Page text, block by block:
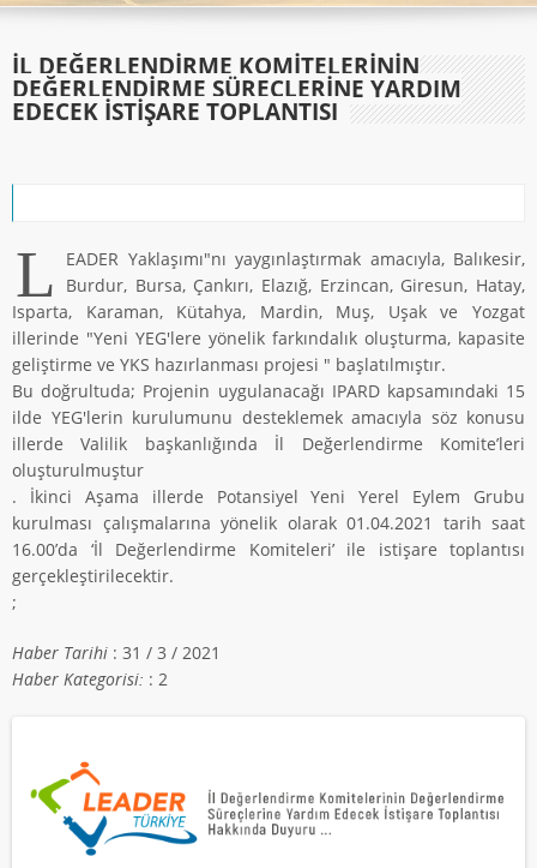
İL DEĞERLENDIRME KOMITELERININ
DEĞERLENDIRME SÜREÇLERINE YARDIM
EDECEK İSTIŞARE TOPLANTISI
L
EADER Yaklaşımı"nı yaygınlaştırmak amacıyla, Balıkesir,
Burdur, Bursa, Çankırı, Elazığ, Erzincan, Giresun, Hatay,
Isparta, Karaman, Kütahya, Mardin, Muş, Uşak ve Yozgat
illerinde "Yeni YEG'lere yönelik farkındalık oluşturma, kapasite
geliştirme ve YKS hazırlanması projesi " başlatılmıştır.
Bu doğrultuda; Projenin uygulanacağı IPARD kapsamındaki 15
ilde YEG'lerin kurulumunu desteklemek amacıyla söz konusu
illerde Valilik başkanlığında İl Değerlendirme Komite’leri
oluşturulmuştur
. İkinci Aşama illerde Potansiyel Yeni Yerel Eylem Grubu
kurulması çalışmalarına yönelik olarak 01.04.2021 tarih saat
16.00’da ‘İl Değerlendirme Komiteleri’ ile istişare toplantısı
gerçekleştirilecektir.
;
Haber Tarihi : 31 / 3 / 2021
Haber Kategorisi: : 2